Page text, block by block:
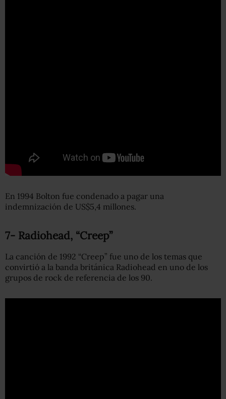
En 1994 Bolton fue condenado a pagar una
indemnización de US$5,4 millones.
7- Radiohead, “Creep”
La canción de 1992 “Creep” fue uno de los temas que
convirtió a la banda británica Radiohead en uno de los
grupos de rock de referencia de los 90.